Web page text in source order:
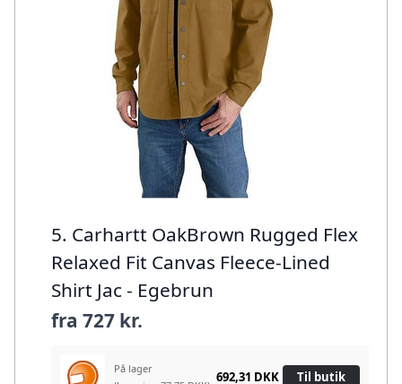
5. Carhartt OakBrown Rugged Flex
Relaxed Fit Canvas Fleece-Lined
Shirt Jac - Egebrun
fra 727 kr.
På lager
692,31 DKK Til butik